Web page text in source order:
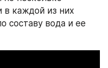
в каждой из них
составу вода и ее